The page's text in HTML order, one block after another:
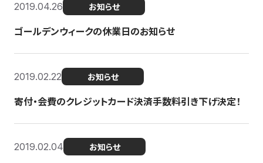
2019.04.26 お知らせ
ゴールデンウィークの休業日のお知らせ
2019.02.22 お知らせ
寄付・会費のクレジットカード決済手数料引き下げ決定！
2019.02.04 お知らせ